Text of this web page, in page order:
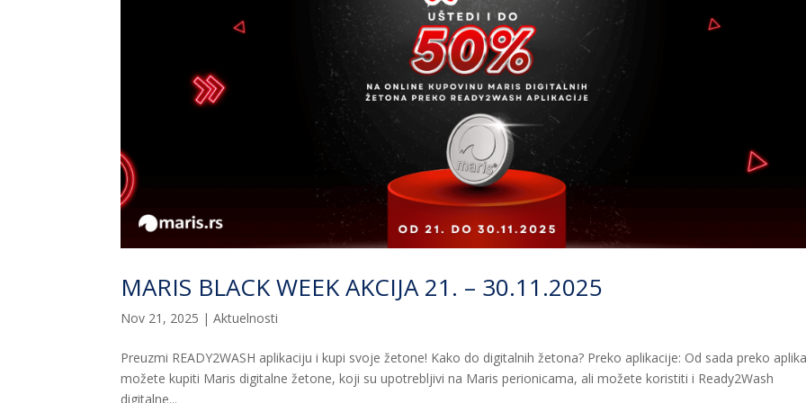
MARIS BLACK WEEK AKCIJA 21. – 30.11.2025
Nov 21, 2025 |Aktuelnosti
Preuzmi READY2WASH aplikaciju i kupi svoje žetone! Kako do digitalnih žetona? Preko aplikacije: Od sada preko
možete kupiti Maris digitalne žetone, koji su upotrebljivi na Maris perionicama, ali možete koristiti i Ready2Wash
digitalne...